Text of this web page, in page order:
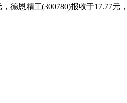
德恩精工(300780)报收于17.77